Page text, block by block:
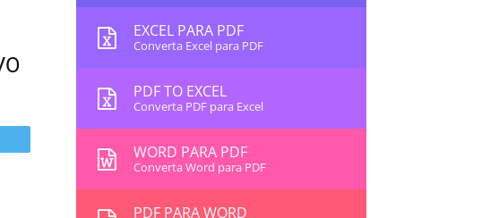
EXCEL PARA PDF
Converta Excel para PDF
PDF TO EXCEL
Converta PDF para Excel
WORD PARA PDF
Converta Word para PDF
PDF PARA WORD